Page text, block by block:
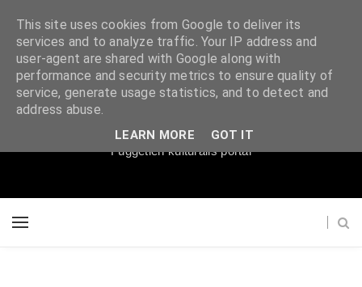
Súgópéldány
Független kulturális portál
This site uses cookies from Google to deliver its
services and to analyze traffic. Your IP address and
user-agent are shared with Google along with
performance and security metrics to ensure quality of
service, generate usage statistics, and to detect and
address abuse.
LEARN MORE GOT IT